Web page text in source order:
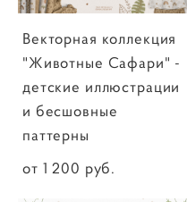
Векторная коллекция
"Животные Сафари" -
детские иллюстрации
и бесшовные
паттерны
от 1 200 pуб.